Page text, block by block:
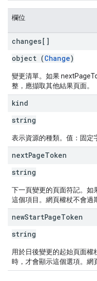
欄位
changes[]
object (Change)
變更清單。如果
整，應擷取其他結果頁面。
kind
string
表示資源的種類。值：固定
nextPageToken
string
下一頁變更的頁面符記。如
這個項目。網頁權杖不會過
newStartPageToken
string
用於日後變更的起始頁面
時，才會顯示這個選項。網